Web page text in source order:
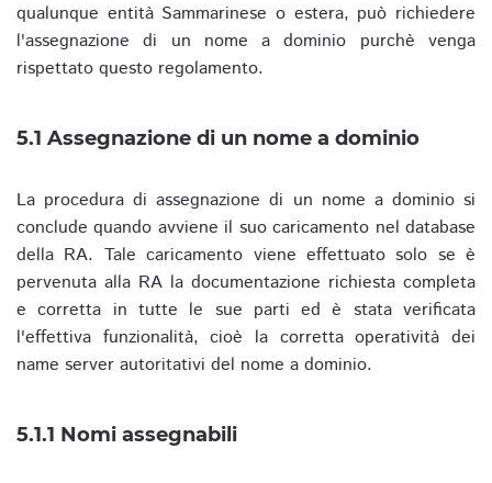
qualunque entità Sammarinese o estera, può richiedere
l'assegnazione di un nome a dominio purchè venga
rispettato questo regolamento.
5.1 Assegnazione di un nome a dominio
La procedura di assegnazione di un nome a dominio si
conclude quando avviene il suo caricamento nel database
della RA. Tale caricamento viene effettuato solo se è
pervenuta alla RA la documentazione richiesta completa
e corretta in tutte le sue parti ed è stata verificata
l'effettiva funzionalità, cioè la corretta operatività dei
name server autoritativi del nome a dominio.
5.1.1 Nomi assegnabili